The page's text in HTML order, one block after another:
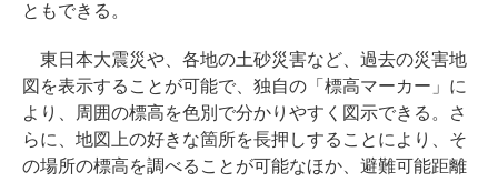
ともできる。
東日本大震災や、各地の土砂災害など、過去の災害地
図を表示することが可能で、独自の「標高マーカー」に
より、周囲の標高を色別で分かりやすく図示できる。さ
らに、地図上の好きな箇所を長押しすることにより、そ
の場所の標高を調べることが可能なほか、避難可能距離